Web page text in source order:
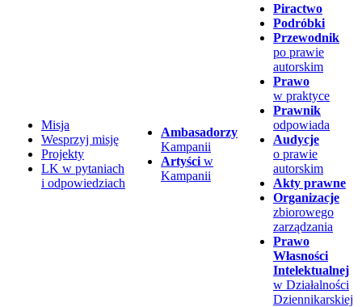
Misja
Wesprzyj misję
Projekty
LK w pytaniach
i odpowiedziach
Ambasadorzy
Kampanii
Artyści w
Kampanii
Piractwo
Podróbki
Przewodnik
po prawie
autorskim
Prawo
w praktyce
Prawnik
odpowiada
Audycje
o prawie
autorskim
Akty prawne
Organizacje
zbiorowego
zarządzania
Prawo
Własności
Intelektualnej
w Działalności
Dziennikarskiej